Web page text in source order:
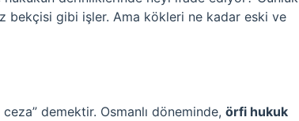
bekçisi gibi işler. Ama kökleri ne kadar eski ve
demektir. Osmanlı döneminde, örfi hukuk